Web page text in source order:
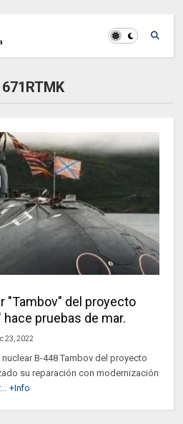
"Tambov" del proyecto
hace pruebas de mar.
23, 2022
B-448 Tambov del proyecto
su reparación con modernización
+Info